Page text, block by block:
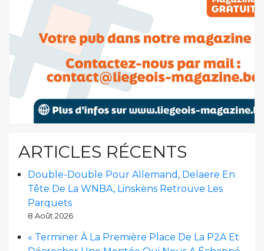
ARTICLES RÉCENTS
Double-Double Pour Allemand, Delaere En
Tête De La WNBA, Linskens Retrouve Les
Parquets
8 Août 2026
« Terminer À La Première Place De La P2A Et